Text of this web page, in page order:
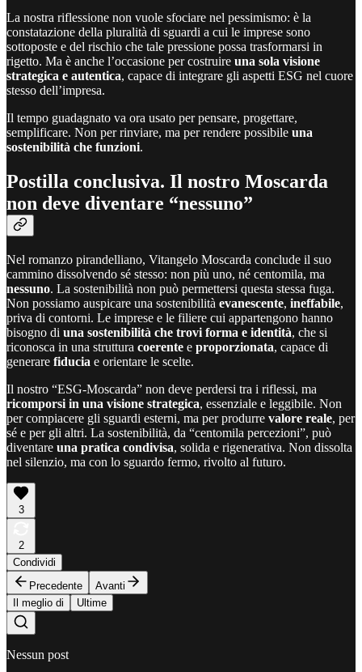
La nostra riflessione non vuole sfociare nel pessimismo: è la
constatazione della pluralità di sguardi a cui le imprese sono
sottoposte e del rischio che tale pressione possa trasformarsi in
rigetto. Ma è anche l’occasione per costruire una sola visione
strategica e autentica, capace di integrare gli aspetti ESG nel cuore
stesso dell’impresa.
Il tempo guadagnato va ora usato per pensare, progettare,
semplificare. Non per rinviare, ma per rendere possibile una
sostenibilità che funzioni.
Postilla conclusiva. Il nostro Moscarda
non deve diventare “nessuno”
Nel romanzo pirandelliano, Vitangelo Moscarda conclude il suo
cammino dissolvendo sé stesso: non più uno, né centomila, ma
nessuno. La sostenibilità non può permettersi questa stessa fuga.
Non possiamo auspicare una sostenibilità evanescente, ineffabile,
priva di contorni. Le imprese e le filiere cui appartengono hanno
bisogno di una sostenibilità che trovi forma e identità, che si
riconosca in una struttura coerente e proporzionata, capace di
generare fiducia e orientare le scelte.
Il nostro “ESG-Moscarda” non deve perdersi tra i riflessi, ma
ricomporsi in una visione strategica, essenziale e leggibile. Non
per compiacere gli sguardi esterni, ma per produrre valore reale, per
sé e per gli altri. La sostenibilità, da “centomila percezioni”, può
diventare una pratica condivisa, solida e rigenerativa. Non dissolta
nel silenzio, ma con lo sguardo fermo, rivolto al futuro.
3
2
Condividi
Precedente
Avanti
Il meglio di
Ultime
Nessun post